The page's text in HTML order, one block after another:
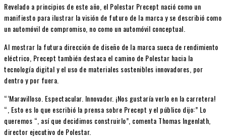
Revelado a principios de este año, el Polestar Precept nació como un
manifiesto para ilustrar la visión de futuro de la marca y se describió como
un automóvil de compromiso, no como un automóvil conceptual.
Al mostrar la futura dirección de diseño de la marca sueca de rendimiento
eléctrico, Precept también destaca el camino de Polestar hacia la
tecnología digital y el uso de materiales sostenibles innovadores, por
dentro y por fuera.
“‘Maravilloso. Espectacular. Innovador. ¡Nos gustaría verlo en la carretera!
“, Esto es lo que escribió la prensa sobre Precept y el público dijo:” Lo
queremos “, así que decidimos construirlo”, comenta Thomas Ingenlath,
director ejecutivo de Polestar.